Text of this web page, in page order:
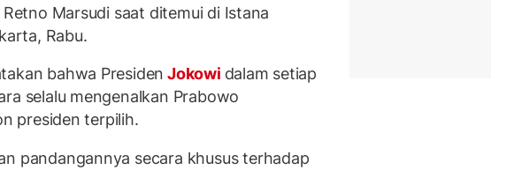
Marsudi saat ditemui di Istana
Rabu.
bahwa Presiden Jokowi dalam setiap
selalu mengenalkan Prabowo
presiden terpilih.
pandangannya secara khusus terhadap